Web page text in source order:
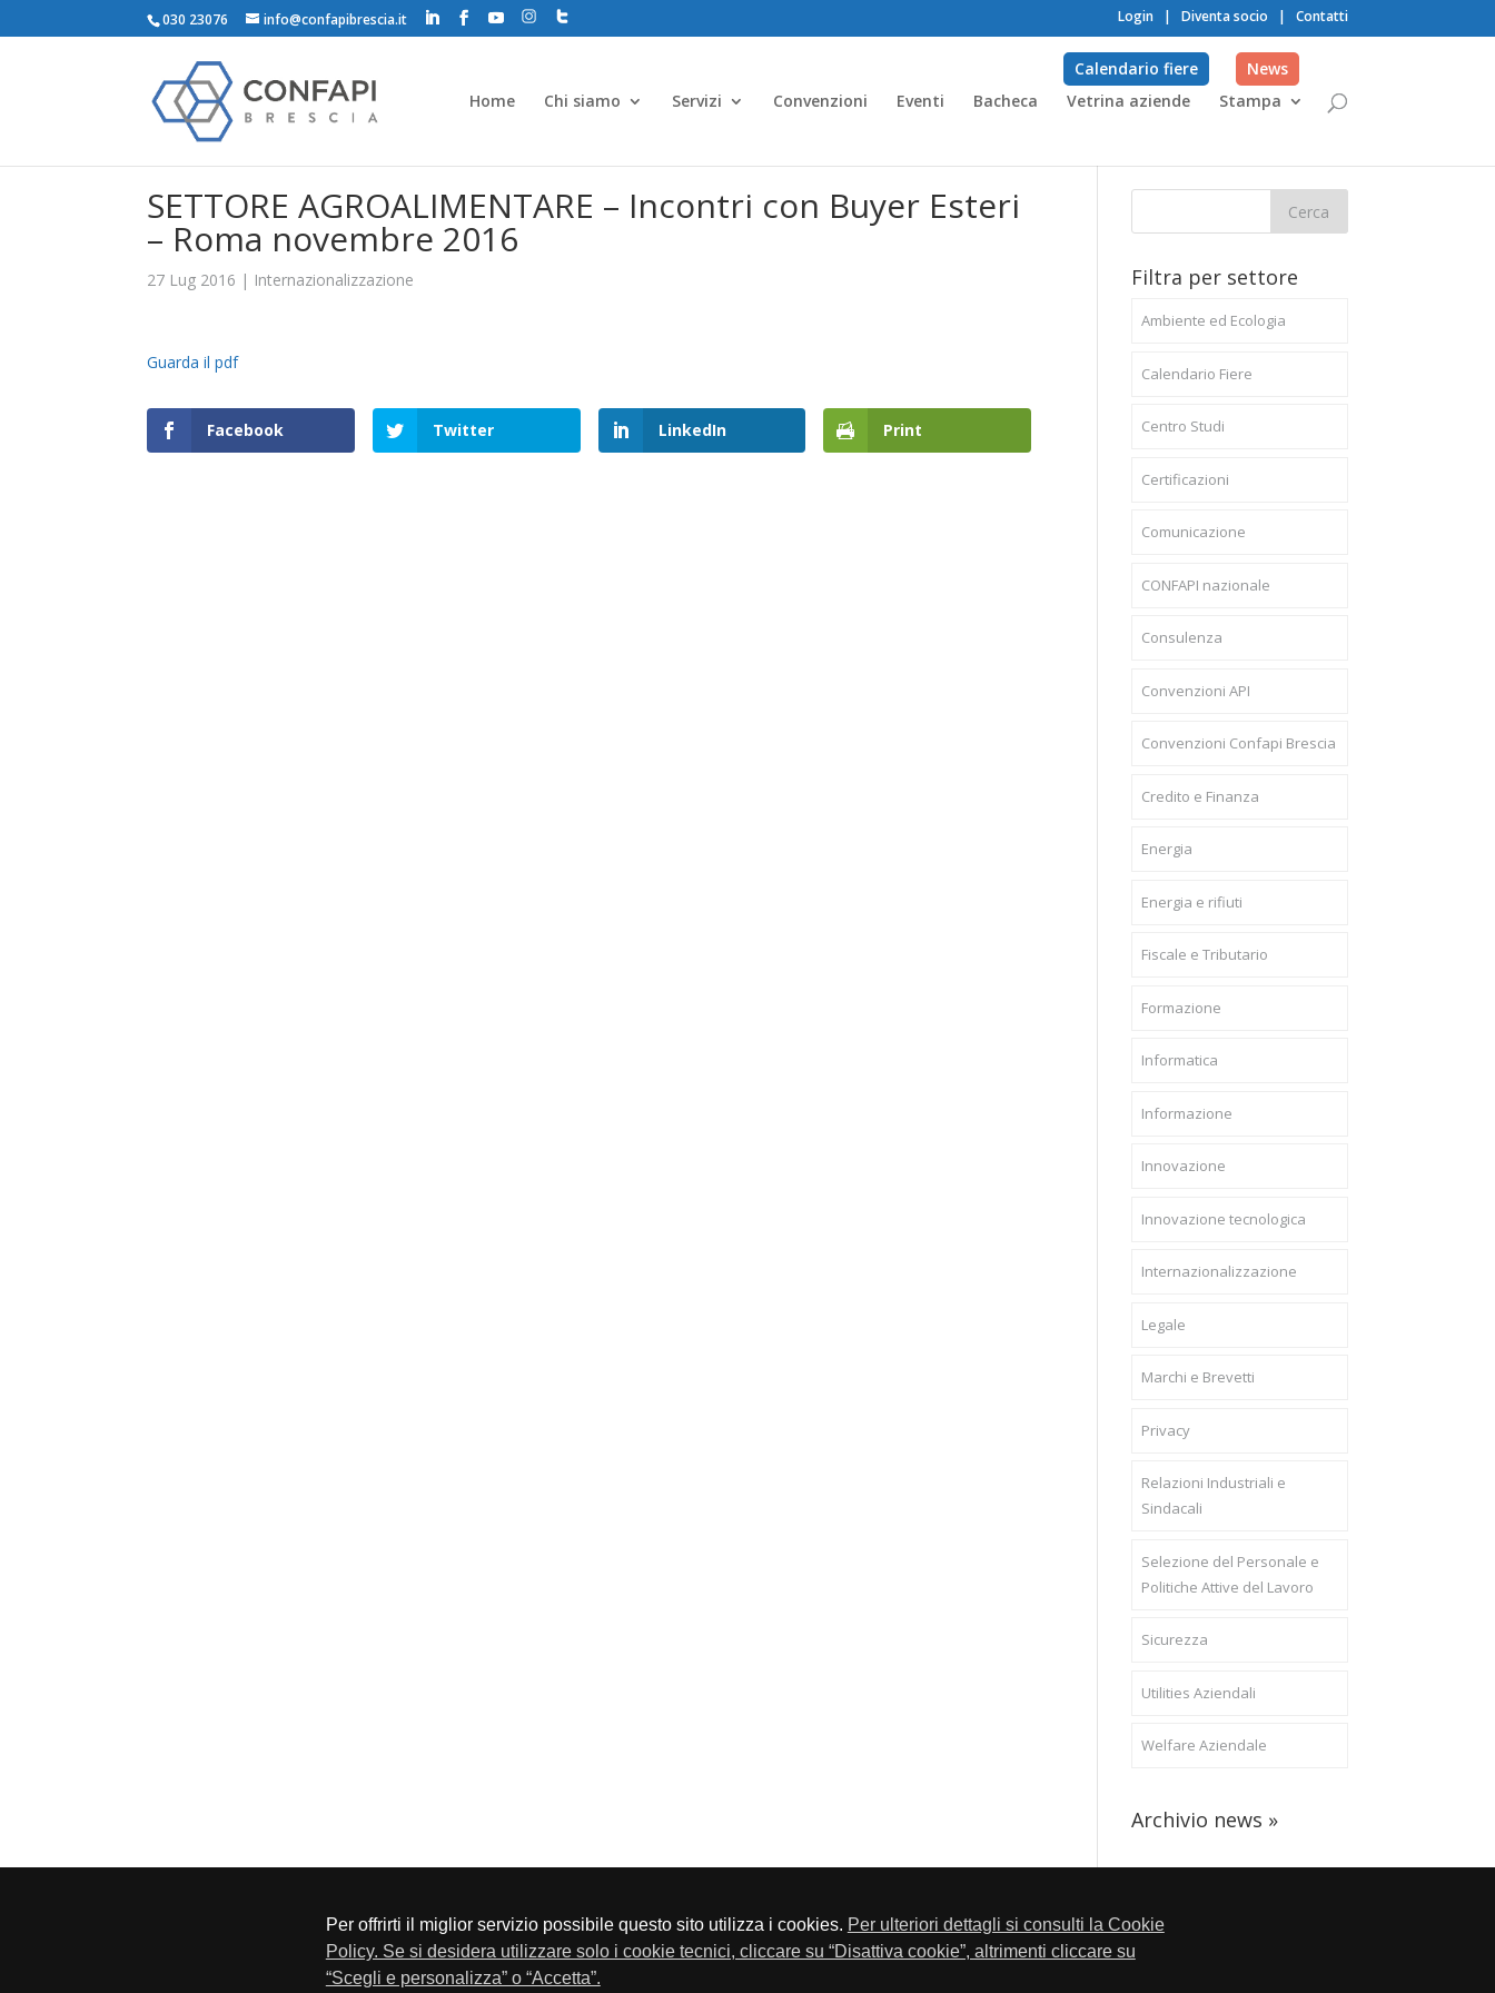
Per offrirti il miglior servizio possibile questo sito utilizza i cookies. Per ulteriori dettagli si consulti la Cookie
Policy. Se si desidera utilizzare solo i cookie tecnici, cliccare su “Disattiva cookie”, altrimenti cliccare su
“Scegli e personalizza” o “Accetta”.
030 23076 info@confapibrescia.it Login | Diventa socio | Contatti
Home Chi siamo Servizi Convenzioni Eventi Bacheca Vetrina aziende Stampa
Calendario fiere News
SETTORE AGROALIMENTARE – Incontri con Buyer Esteri
– Roma novembre 2016
27 Lug 2016 | Internazionalizzazione
Guarda il pdf
Facebook Twitter LinkedIn Print
Filtra per settore
Ambiente ed Ecologia
Calendario Fiere
Centro Studi
Certificazioni
Comunicazione
CONFAPI nazionale
Consulenza
Convenzioni API
Convenzioni Confapi Brescia
Credito e Finanza
Energia
Energia e rifiuti
Fiscale e Tributario
Formazione
Informatica
Informazione
Innovazione
Innovazione tecnologica
Internazionalizzazione
Legale
Marchi e Brevetti
Privacy
Relazioni Industriali e
Sindacali
Selezione del Personale e
Politiche Attive del Lavoro
Sicurezza
Utilities Aziendali
Welfare Aziendale
Archivio news »
Via F.Lippi, 30 25134 Brescia P.Iva 01548020179 - Telefono 030-23076 - Fax 030-2304108